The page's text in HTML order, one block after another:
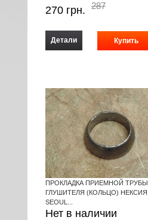
270 грн. 287
Детали
ПРОКЛАДКА ПРИЕМНОЙ ТРУБЫ
ГЛУШИТЕЛЯ (КОЛЬЦО) НЕКСИЯ
SEOUL...
Нет в наличии